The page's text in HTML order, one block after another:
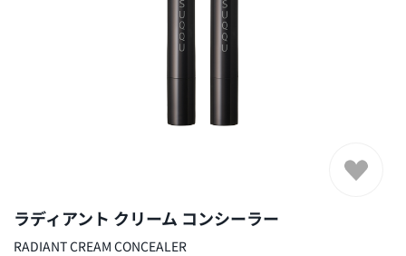
ラディアント クリーム コンシーラー
RADIANT CREAM CONCEALER